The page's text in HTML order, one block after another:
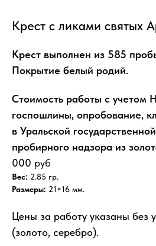
Крест с ликами святых
Крест выполнен из 585
Покрытие белый родий.
Стоимость работы с учетом
госпошлины, опробование,
в Уральской
пробирного надзора из
000 руб
Вес: 2.85 гр.
Размеры: 21×16 мм.
Цены за работу указаны без
(золото, серебро).